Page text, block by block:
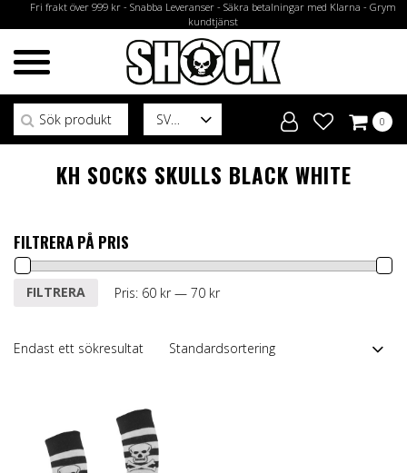
Fri frakt över 999 kr - Snabba Leveranser - Säkra betalningar med Klarna - Grym
kundtjänst
SV
Sök efter:
0
KH SOCKS SKULLS BLACK WHITE
FILTRERA PÅ PRIS
Min
MaxFILTRERA Pris: 60 kr— 70 kr
Endast ett sökresultat